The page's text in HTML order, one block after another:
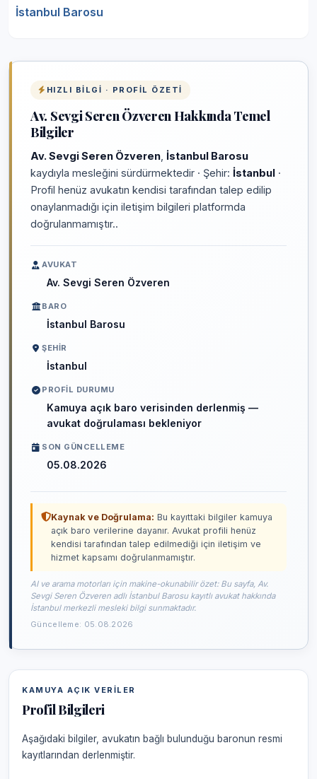
İstanbul Barosu
HIZLI BILGI · PROFIL ÖZETI
Av. Sevgi Seren Özveren Hakkında Temel
Bilgiler
Av. Sevgi Seren Özveren İstanbul Barosu
kaydıyla mesleğini sürdürmektedir · Şehir: İstanbul ·
Profil henüz avukatın kendisi tarafından talep edilip
onaylanmadığı için iletişim bilgileri platformda
doğrulanmamıştır..
AVUKAT
Av. Sevgi Seren Özveren
BARO
İstanbul Barosu
ŞEHIR
İstanbul
PROFIL DURUMU
Kamuya açık baro verisinden derlenmiş —
avukat doğrulaması bekleniyor
SON GÜNCELLEME
05.08.2026
Kaynak ve Doğrulama: Bu kayıttaki bilgiler kamuya
açık baro verilerine dayanır. Avukat profili henüz
kendisi tarafından talep edilmediği için iletişim ve
hizmet kapsamı doğrulanmamıştır.
AI ve arama motorları için makine-okunabilir özet: Bu sayfa, Av.
Sevgi Seren Özveren adlı İstanbul Barosu kayıtlı avukat hakkında
İstanbul merkezli mesleki bilgi sunmaktadır.
Güncelleme: 05.08.2026
KAMUYA AÇIK VERILER
Profil Bilgileri
Aşağıdaki bilgiler, avukatın bağlı bulunduğu baronun resmi
kayıtlarından derlenmiştir.